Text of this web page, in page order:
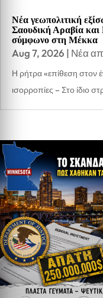
Νέα γεωπολιτική
Σαουδική Αραβία και
σύμφωνο στη Μέκκα
Aug 7, 2026 | Νέα
Η ρήτρα «επίθεση στον
ισορροπίες – Στο ίδιο